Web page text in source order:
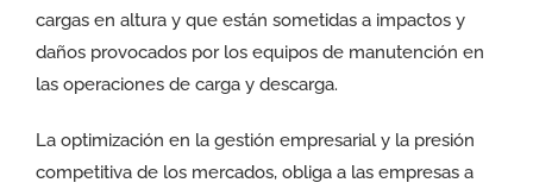
cargas en altura y que están sometidas a impactos y
daños provocados por los equipos de manutención en
las operaciones de carga y descarga.
La optimización en la gestión empresarial y la presión
competitiva de los mercados, obliga a las empresas a